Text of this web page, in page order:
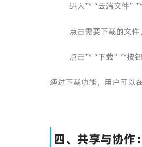
进入**“云端文件”**
点击需要下载的文件
点击**“下载”**按钮
通过下载功能，用户可以
四、共享与协作